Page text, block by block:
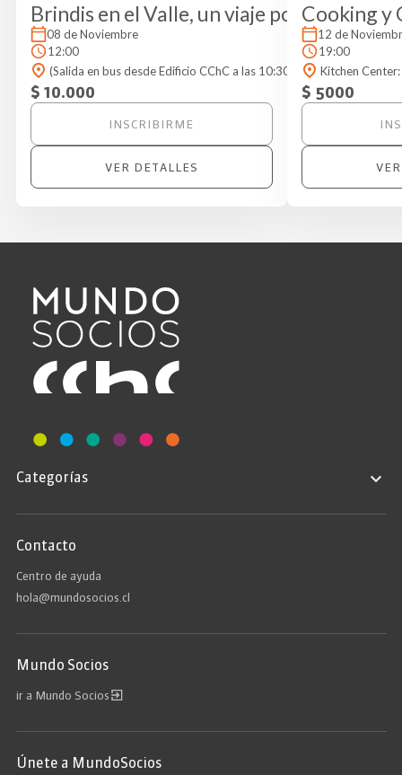
Brindis en el Valle, un viaje por Casa
08 de Noviembre
12:00
(Salida en bus desde Edificio CChC a las 10:30 AM) Destino: Ex
$ 10.000
INSCRIBIRME
VER DETALLES
Cooking y
12 de
19:00
Kitchen
$ 5000
Categorías
Contacto
Centro de ayuda
hola@mundosocios.cl
Mundo Socios
ir a Mundo Socios
Únete a MundoSocios